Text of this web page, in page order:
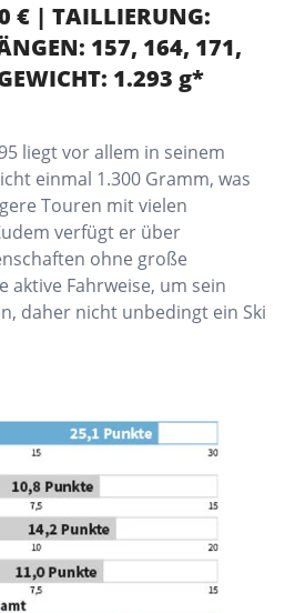
€ | TAILLIERUNG:
157, 164, 171,
1.293 g*
liegt vor allem in seinem
einmal 1.300 Gramm, was
Touren mit vielen
verfügt er über
ohne große
aktive Fahrweise, um sein
daher nicht unbedingt ein Ski